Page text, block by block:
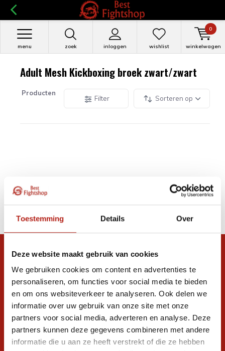
Toestemming Details Over
Deze website maakt gebruik van cookies
We gebruiken cookies om content en advertenties te
personaliseren, om functies voor social media te bieden
en om ons websiteverkeer te analyseren. Ook delen we
informatie over uw gebruik van onze site met onze
partners voor social media, adverteren en analyse. Deze
partners kunnen deze gegevens combineren met andere
informatie die u aan ze heeft verstrekt of die ze hebben
zoek inloggen
menu wishlist winkelwagen
0
Adult Mesh Kickboxing broek zwart/zwart
Producten
Filter Sorteren op
Snel antwoord op je vraag?
Stel je vraag in de chat, en we helpen je
graag verder. 24/7
Volg ons